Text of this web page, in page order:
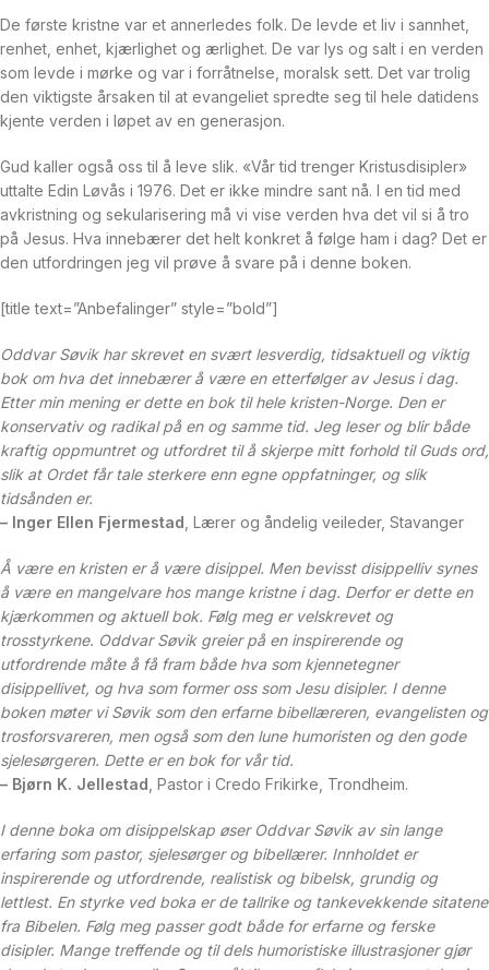
De første kristne var et annerledes folk. De levde et liv i sannhet,
renhet, enhet, kjærlighet og ærlighet. De var lys og salt i en verden
som levde i mørke og var i forråtnelse, moralsk sett. Det var trolig
den viktigste årsaken til at evangeliet spredte seg til hele datidens
kjente verden i løpet av en generasjon.
Gud kaller også oss til å leve slik. «Vår tid trenger Kristusdisipler»
uttalte Edin Løvås i 1976. Det er ikke mindre sant nå. I en tid med
avkristning og sekularisering må vi vise verden hva det vil si å tro
på Jesus. Hva innebærer det helt konkret å følge ham i dag? Det er
den utfordringen jeg vil prøve å svare på i denne boken.
[title text=”Anbefalinger” style=”bold”]
Oddvar Søvik har skrevet en svært lesverdig, tidsaktuell og viktig
bok om hva det innebærer å være en etterfølger av Jesus i dag.
Etter min mening er dette en bok til hele kristen-Norge. Den er
konservativ og radikal på en og samme tid. Jeg leser og blir både
kraftig oppmuntret og utfordret til å skjerpe mitt forhold til Guds ord,
slik at Ordet får tale sterkere enn egne oppfatninger, og slik
tidsånden er.
– Inger Ellen Fjermestad , Lærer og åndelig veileder, Stavanger
Å være en kristen er å være disippel. Men bevisst disippelliv synes
å være en mangelvare hos mange kristne i dag. Derfor er dette en
kjærkommen og aktuell bok. Følg meg er velskrevet og
trosstyrkene. Oddvar Søvik greier på en inspirerende og
utfordrende måte å få fram både hva som kjennetegner
disippellivet, og hva som former oss som Jesu disipler. I denne
boken møter vi Søvik som den erfarne bibellæreren, evangelisten og
trosforsvareren, men også som den lune humoristen og den gode
sjelesørgeren. Dette er en bok for vår tid.
– Bjørn K. Jellestad , Pastor i Credo Frikirke, Trondheim.
I denne boka om disippelskap øser Oddvar Søvik av sin lange
erfaring som pastor, sjelesørger og bibellærer. Innholdet er
inspirerende og utfordrende, realistisk og bibelsk, grundig og
lettlest. En styrke ved boka er de tallrike og tankevekkende sitatene
fra Bibelen. Følg meg passer godt både for erfarne og ferske
disipler. Mange treffende og til dels humoristiske illustrasjoner gjør